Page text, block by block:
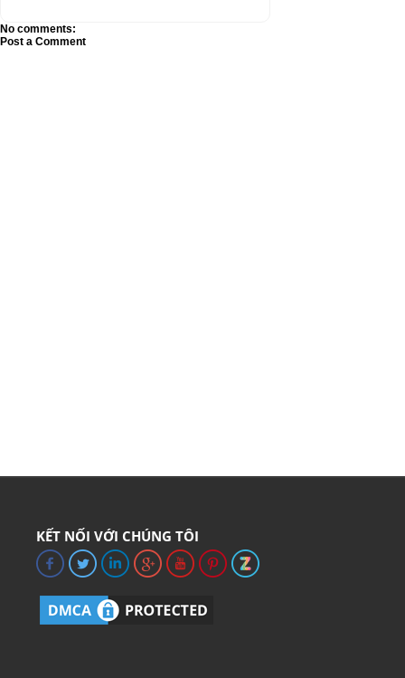
No comments:
Post a Comment
KẾT NỐI VỚI CHÚNG TÔI